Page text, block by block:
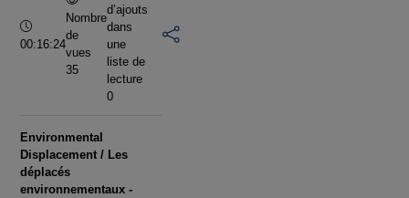
Durée :
00:16:24
Nombre
de
vues
35
d’ajouts
dans
une
liste de
lecture
0
Environmental
Displacement / Les
déplacés
environnementaux -